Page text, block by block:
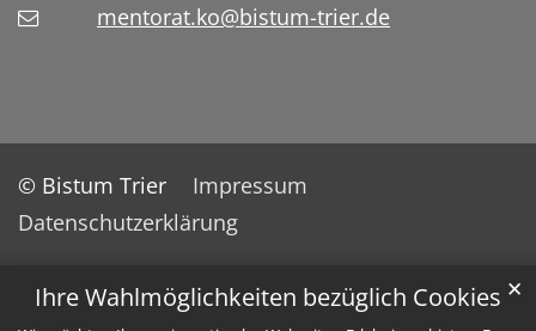
Ihre Wahlmöglichkeiten bezüglich Cookies ✕
mentorat.ko@bistum-trier.de
© Bistum Trier
Impressum
Datenschutzerklärung